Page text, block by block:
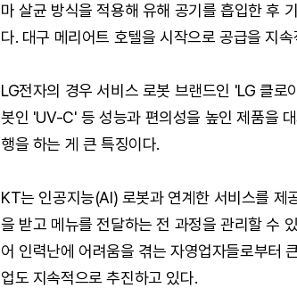
마 살균 방식을 적용해 유해 공기를 흡입한 후
다. 대구 메리어트 호텔을 시작으로 공급을 지
LG전자의 경우 서비스 로봇 브랜드인 'LG 클
봇인 'UV-C' 등 성능과 편의성을 높인 제품을
행을 하는 게 큰 특징이다.
KT는 인공지능(AI) 로봇과 연계한 서비스를
을 받고 메뉴를 전달하는 전 과정을 관리할 수
어 인력난에 어려움을 겪는 자영업자들로부터
업도 지속적으로 추진하고 있다.